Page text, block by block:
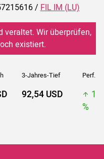
/FIL IM (LU)
veraltet. Wir überprüfen,
existiert.
3-Jahres-Tief Perf. 5J
92,54 USD
%